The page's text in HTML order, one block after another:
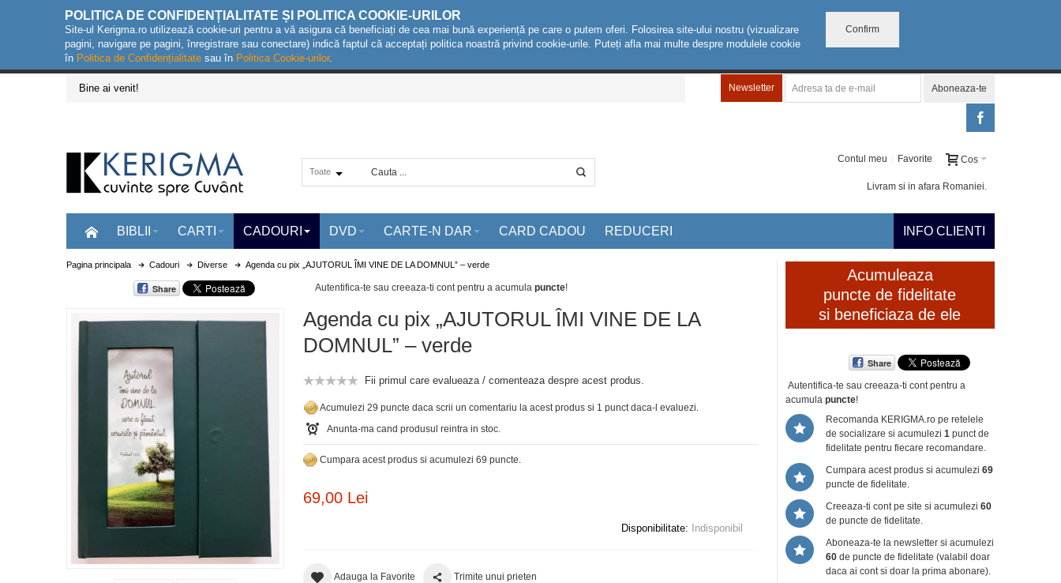
POLITICA DE CONFIDENȚIALITATE ȘI POLITICA COOKIE-URILOR
Site-ul Kerigma.ro utilizează cookie-uri pentru a vă asigura că beneficiați de cea mai bună experiență pe care o putem oferi. Folosirea site-ului nostru (vizualizare
pagini, navigare pe pagini, înregistrare sau conectare) indică faptul că acceptați politica noastră privind cookie-urile. Puteți afla mai multe despre modulele cookie
în Politica de Confidențialitate sau în Politica Cookie-urilor.
Confirm
Bine ai venit! Newsletter Aboneaza-te
Toate
Cos
Contul meu Favorite
Livram si in afara Romaniei.
BIBLII CARTI CADOURI DVD CARTE-N DAR CARD CADOU REDUCERI INFO CLIENTI
Pagina principala Cadouri Diverse Agenda cu pix „AJUTORUL ÎMI VINE DE LA DOMNUL” – verde
Share Autentifica-te sau creeaza-ti cont pentru a acumula puncte!
Agenda cu pix „AJUTORUL ÎMI VINE DE LA
DOMNUL” – verde
Fii primul care evalueaza / comenteaza despre acest produs.
Acumulezi 29 puncte daca scrii un comentariu la acest produs si 1 punct daca-l evaluezi.
Anunta-ma cand produsul reintra in stoc.
Cumpara acest produs si acumulezi 69 puncte.
69,00 Lei
Disponibilitate: Indisponibil
Adauga la Favorite Trimite unui prieten
Acumuleaza
puncte de fidelitate
si beneficiaza de ele
Share
Autentifica-te sau creeaza-ti contpentru a
acumula puncte!
Recomanda KERIGMA.ro pe retelele
de socializare si acumulezi 1 punct de
fidelitate pentru fiecare recomandare.
Cumpara acest produs si acumulezi 69
puncte de fidelitate.
Creeaza-ti cont pe site si acumulezi 60
de puncte de fidelitate.
Aboneaza-te la newsletter si acumulezi
60de puncte de fidelitate (valabil doar
daca ai cont si doar la prima abonare).